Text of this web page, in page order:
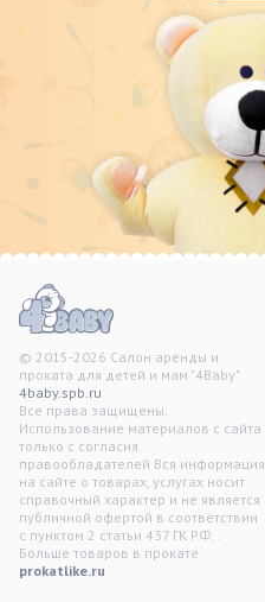
© 2015-2026 Салон аренды и
проката для детей и мам "4Baby"
4baby.spb.ru
Все права защищены.
Использование материалов с сайта
только с согласия
правообладателей Вся информация
на сайте о товарах, услугах носит
справочный характер и не является
публичной офертой в соответствии
с пунктом 2 статьи 437 ГК РФ. .
Больше товаров в прокате
prokatlike.ru